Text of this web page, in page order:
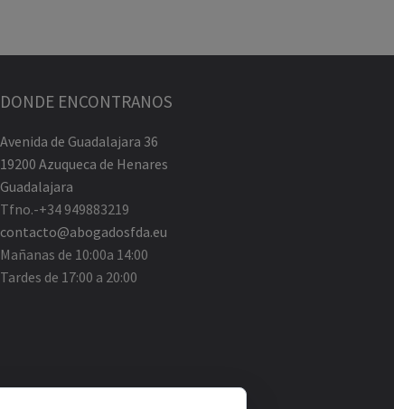
DONDE ENCONTRANOS
Avenida de Guadalajara 36
19200 Azuqueca de Henares
Guadalajara
Tfno.-+34 949883219
contacto@abogadosfda.eu
Mañanas de 10:00a 14:00
Tardes de 17:00 a 20:00